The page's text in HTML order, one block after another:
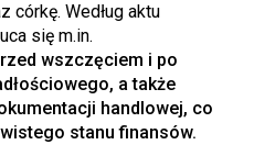
córkę. Według aktu
się m.in.
wszczęciem i po
a także
handlowej, co
stanu finansów.